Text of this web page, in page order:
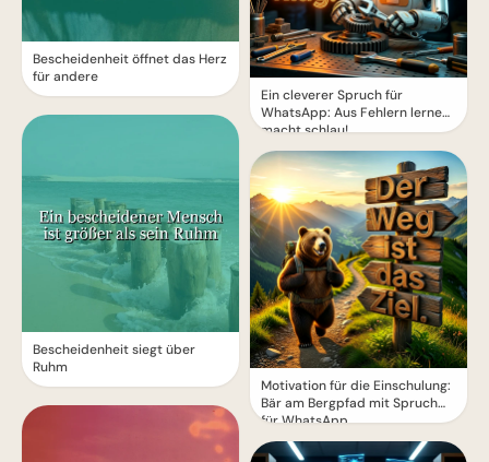
Bescheidenheit öffnet das Herz
für andere
Bescheidenheit siegt über
Ruhm
Ein cleverer Spruch für
WhatsApp: Aus Fehlern lernen
macht schlau!
Motivation für die Einschulung:
Bär am Bergpfad mit Spruch
für WhatsApp